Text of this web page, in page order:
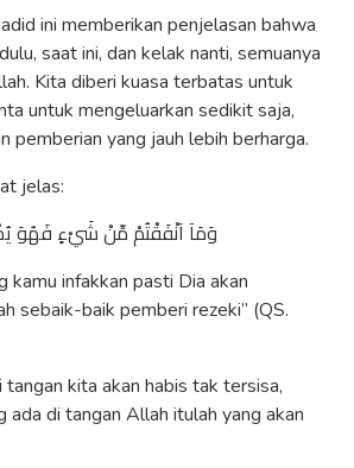
ini memberikan penjelasan bahwa
saat ini, dan kelak nanti, semuanya
Kita diberi kuasa terbatas untuk
untuk mengeluarkan sedikit saja,
pemberian yang jauh lebih berharga.
jelas:
وَمَآ اَنْفَقْتُمْ مِّنْ شَيْءٍ فَهُوَ
kamu infakkan pasti Dia akan
sebaik-baik pemberi rezeki” (QS.
tangan kita akan habis tak tersisa,
ada di tangan Allah itulah yang akan